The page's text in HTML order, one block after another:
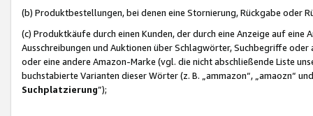
(b) Produktbestellungen, bei denen eine Stornierung, Rückgabe oder
(c) Produktkäufe durch einen Kunden, der durch eine Anzeige auf
Ausschreibungen und Auktionen über Schlagwörter, Suchbegriffe
oder eine andere Amazon-Marke (vgl. die nicht abschließende Liste
buchstabierte Varianten dieser Wörter (z. B. „ammazon“, „amaozn“
Suchplatzierung”);